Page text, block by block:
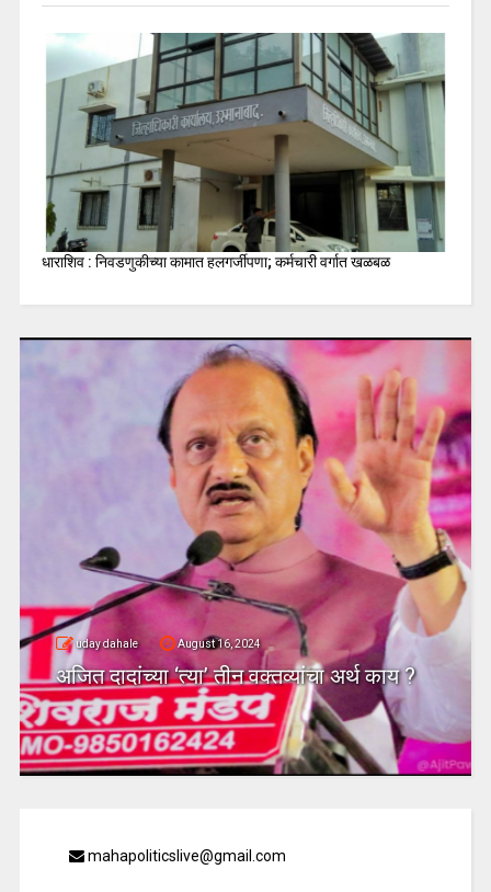
धाराशिव : निवडणुकीच्या कामात हलगर्जीपणा; कर्मचारी वर्गात खळबळ
uday dahale August 16, 2024
अजित दादांच्या ‘त्या’ तीन वक्तव्यांचा अर्थ काय ?
mahapoliticslive@gmail.com